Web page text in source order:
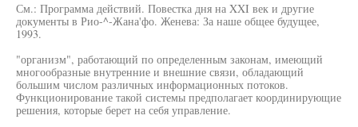
См.: Программа действий. Повестка дня на XXI век и другие
документы в Рио-^-Жана'фо. Женева: За наше общее будущее,
1993.
"организм", работающий по определенным законам, имеющий
многообразные внутренние и внешние связи, обладающий
большим числом различных информационных потоков.
Функционирование такой системы предполагает координирующие
решения, которые берет на себя управление.